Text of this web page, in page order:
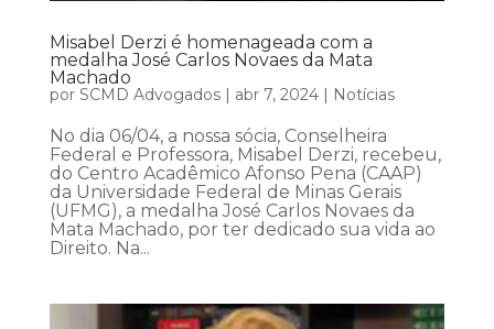
Misabel Derzi é homenageada com a
medalha José Carlos Novaes da Mata
Machado
por SCMD Advogados| abr 7, 2024| Notícias
No dia 06/04, a nossa sócia, Conselheira
Federal e Professora, Misabel Derzi, recebeu,
do Centro Acadêmico Afonso Pena (CAAP)
da Universidade Federal de Minas Gerais
(UFMG), a medalha José Carlos Novaes da
Mata Machado, por ter dedicado sua vida ao
Direito. Na...